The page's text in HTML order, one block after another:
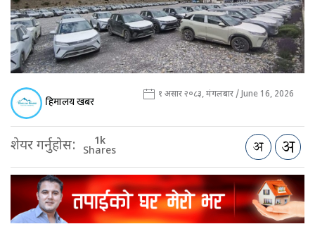
हिमालय खबर १ असार २०८३, मंगलबार / June 16, 2026
शेयर गर्नुहोस: 1k
Shares